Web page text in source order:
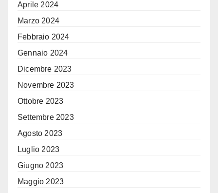
Aprile 2024
Marzo 2024
Febbraio 2024
Gennaio 2024
Dicembre 2023
Novembre 2023
Ottobre 2023
Settembre 2023
Agosto 2023
Luglio 2023
Giugno 2023
Maggio 2023